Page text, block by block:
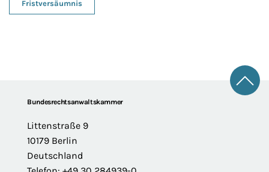
Fristversäumnis
FooterBundesrechtsanwaltskammer
Littenstraße 9
10179 Berlin
Deutschland